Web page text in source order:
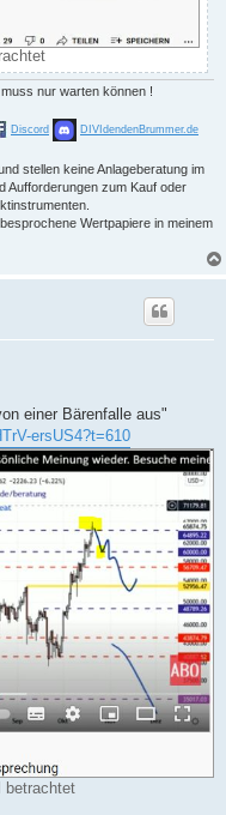
nur warten können !
Discord DIVIdendenBrummer.de
stellen keine Anlageberatung im
Aufforderungen zum Kauf oder
Wertpapiere in meinem
einer Bärenfalle aus"
ersUS4?t=610
betrachtet